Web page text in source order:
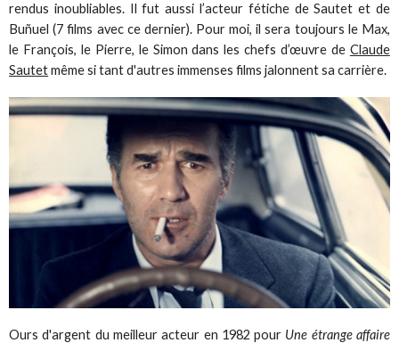
rendus inoubliables. Il fut aussi l’acteur fétiche de Sautet et de
Buñuel (7 films avec ce dernier). Pour moi, il sera toujours le Max,
le François, le Pierre, le Simon dans les chefs d’œuvre de Claude
Sautetmême si tant d'autres immenses films jalonnent sa carrière.
Ours d'argent du meilleur acteur en 1982 pour Une étrange affaire